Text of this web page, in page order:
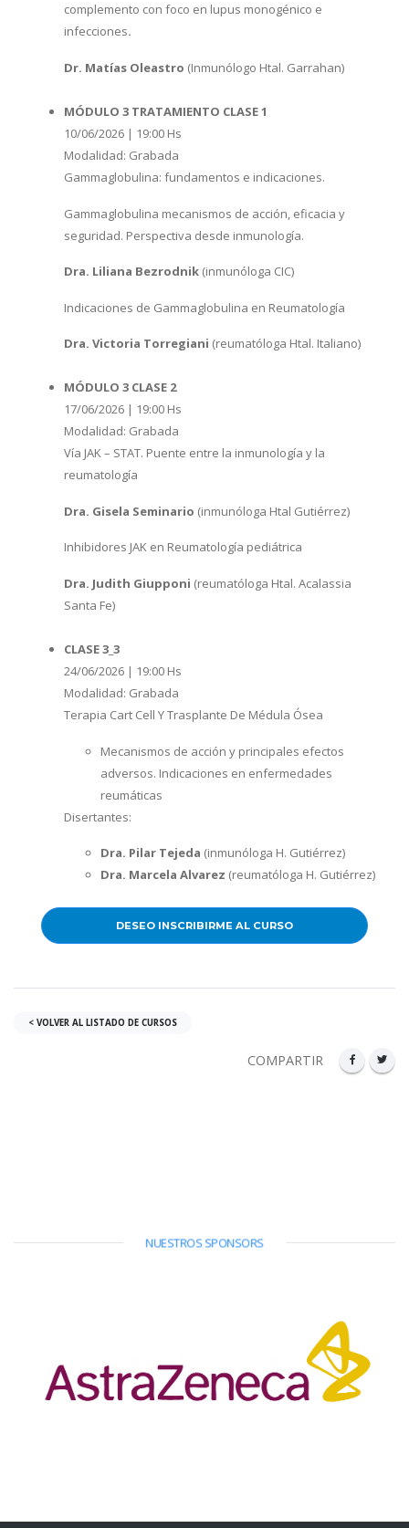
complemento con foco en lupus monogénico e
infecciones.
Dr. Matías Oleastro (Inmunólogo Htal. Garrahan)
MÓDULO 3 TRATAMIENTO CLASE 1
10/06/2026 | 19:00 Hs
Modalidad: Grabada
Gammaglobulina: fundamentos e indicaciones.
Gammaglobulina mecanismos de acción, eficacia y
seguridad. Perspectiva desde inmunología.
Dra. Liliana Bezrodnik (inmunóloga CIC)
Indicaciones de Gammaglobulina en Reumatología
Dra. Victoria Torregiani (reumatóloga Htal. Italiano)
MÓDULO 3 CLASE 2
17/06/2026 | 19:00 Hs
Modalidad: Grabada
Vía JAK – STAT. Puente entre la inmunología y la
reumatología
Dra. Gisela Seminario (inmunóloga Htal Gutiérrez)
Inhibidores JAK en Reumatología pediátrica
Dra. Judith Giupponi (reumatóloga Htal. Acalassia
Santa Fe)
CLASE 3_3
24/06/2026 | 19:00 Hs
Modalidad: Grabada
Terapia Cart Cell Y Trasplante De Médula Ósea
Mecanismos de acción y principales efectos
adversos. Indicaciones en enfermedades
reumáticas
Disertantes:
Dra. Pilar Tejeda (inmunóloga H. Gutiérrez)
Dra. Marcela Alvarez (reumatóloga H. Gutiérrez)
DESEO INSCRIBIRME AL CURSO
< VOLVER AL LISTADO DE CURSOS
COMPARTIR
NUESTROS SPONSORS